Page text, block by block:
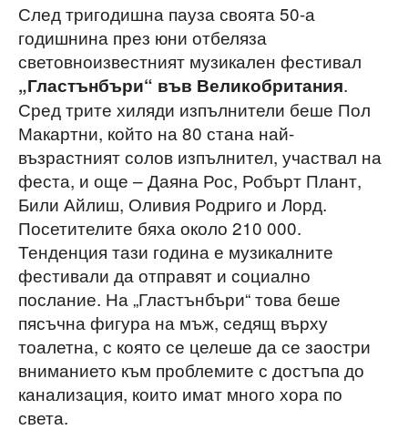
След тригодишна пауза своята 50-а
годишнина през юни отбеляза
световноизвестният музикален фестивал
„Гластънбъри“ във Великобритания.
Сред трите хиляди изпълнители беше Пол
Макартни, който на 80 стана най-
възрастният солов изпълнител, участвал на
феста, и още – Даяна Рос, Робърт Плант,
Били Айлиш, Оливия Родриго и Лорд.
Посетителите бяха около 210 000.
Тенденция тази година е музикалните
фестивали да отправят и социално
послание. На „Гластънбъри“ това беше
пясъчна фигура на мъж, седящ върху
тоалетна, с която се целеше да се заостри
вниманието към проблемите с достъпа до
канализация, които имат много хора по
света.